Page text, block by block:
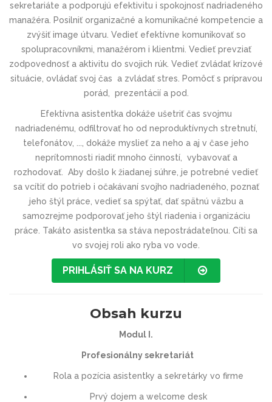
sekretariáte a podporujú efektivitu i spokojnosť nadriadeného
manažéra. Posilniť organizačné a komunikačné kompetencie a
zvýšiť image útvaru. Vedieť efektívne komunikovať so
spolupracovníkmi, manažérom i klientmi. Vedieť prevziať
zodpovednosť a aktivitu do svojich rúk. Vedieť zvládať krízové
situácie, ovládať svoj čas a zvládať stres. Pomôcť s prípravou
porád, prezentácií a pod.
Efektívna asistentka dokáže ušetriť čas svojmu
nadriadenému, odfiltrovať ho od neproduktívnych stretnutí,
telefonátov, ..., dokáže myslieť za neho a aj v čase jeho
neprítomnosti riadiť mnoho činností, vybavovať a
rozhodovať. Aby došlo k žiadanej súhre, je potrebné vedieť
sa vcítiť do potrieb i očakávaní svojho nadriadeného, poznať
jeho štýl práce, vedieť sa spýtať, dať spätnú väzbu a
samozrejme podporovať jeho štýl riadenia i organizáciu
práce. Takáto asistentka sa stáva nepostrádateľnou. Cíti sa
vo svojej roli ako ryba vo vode.
PRIHLÁSIŤ SA NA KURZ
Obsah kurzu
Modul I.
Profesionálny sekretariát
Rola a pozícia asistentky a sekretárky vo firme
Prvý dojem a welcome desk